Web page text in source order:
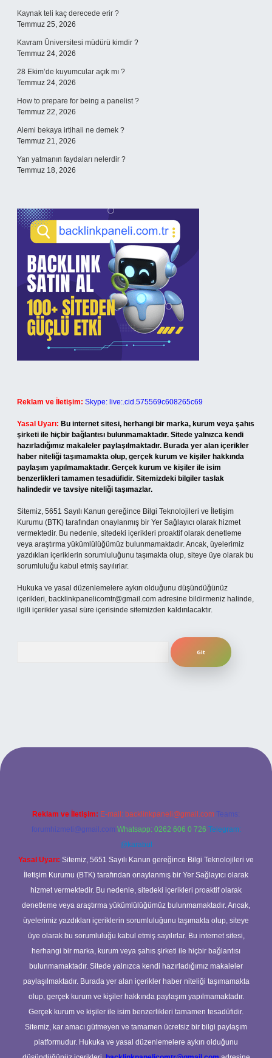
Kaynak teli kaç derecede erir ?
Temmuz 25, 2026
Kavram Üniversitesi müdürü kimdir ?
Temmuz 24, 2026
28 Ekim’de kuyumcular açık mı ?
Temmuz 24, 2026
How to prepare for being a panelist ?
Temmuz 22, 2026
Alemi bekaya irtihali ne demek ?
Temmuz 21, 2026
Yan yatmanın faydaları nelerdir ?
Temmuz 18, 2026
Reklam ve İletişim: Skype: live:.cid.575569c608265c69
Yasal Uyarı: Bu internet sitesi, herhangi bir marka, kurum veya şahıs
şirketi ile hiçbir bağlantısı bulunmamaktadır. Sitede yalnızca kendi
hazırladığımız makaleler paylaşılmaktadır. Burada yer alan içerikler
haber niteliği taşımamakta olup, gerçek kurum ve kişiler hakkında
paylaşım yapılmamaktadır. Gerçek kurum ve kişiler ile isim
benzerlikleri tamamen tesadüfidir. Sitemizdeki bilgiler taslak
halindedir ve tavsiye niteliği taşımazlar.
Sitemiz, 5651 Sayılı Kanun gereğince Bilgi Teknolojileri ve İletişim
Kurumu (BTK) tarafından onaylanmış bir Yer Sağlayıcı olarak hizmet
vermektedir. Bu nedenle, sitedeki içerikleri proaktif olarak denetleme
veya araştırma yükümlülüğümüz bulunmamaktadır. Ancak, üyelerimiz
yazdıkları içeriklerin sorumluluğunu taşımakta olup, siteye üye olarak bu
sorumluluğu kabul etmiş sayılırlar.
Hukuka ve yasal düzenlemelere aykırı olduğunu düşündüğünüz
içerikleri, backlinkpanelicomtr@gmail.com adresine bildirmeniz halinde,
ilgili içerikler yasal süre içerisinde sitemizden kaldırılacaktır.
giriş
Reklam ve İletişim: E-mail: backlinkpaneli@gmail.com Teams:
forumhizmeti@gmail.com Whatsapp: 0262 606 0 726 Telegram:
@karabul
Yasal Uyarı: Sitemiz, 5651 Sayılı Kanun gereğince Bilgi Teknolojileri ve
İletişim Kurumu (BTK) tarafından onaylanmış bir Yer Sağlayıcı olarak
hizmet vermektedir. Bu nedenle, sitedeki içerikleri proaktif olarak
denetleme veya araştırma yükümlülüğümüz bulunmamaktadır. Ancak,
üyelerimiz yazdıkları içeriklerin sorumluluğunu taşımakta olup, siteye
üye olarak bu sorumluluğu kabul etmiş sayılırlar. Bu internet sitesi,
herhangi bir marka, kurum veya şahıs şirketi ile hiçbir bağlantısı
bulunmamaktadır. Sitede yalnızca kendi hazırladığımız makaleler
paylaşılmaktadır. Burada yer alan içerikler haber niteliği taşımamakta
olup, gerçek kurum ve kişiler hakkında paylaşım yapılmamaktadır.
Gerçek kurum ve kişiler ile isim benzerlikleri tamamen tesadüfidir.
Sitemiz, kar amacı gütmeyen ve tamamen ücretsiz bir bilgi paylaşım
platformudur. Hukuka ve yasal düzenlemelere aykırı olduğunu